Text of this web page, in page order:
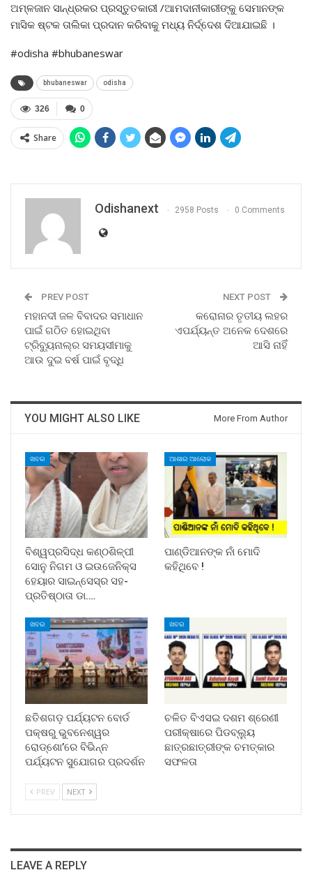
ଅମ୍ଳଜାନ ସାନ୍ଧ୍ରକର ପ୍ରସ୍ତୁତକାରୀ /ଆମଦାନୀକାରୀଙ୍କୁ ସେମାନଙ୍କ
ମାସିକ ଷ୍ଟକ ତାଲିକା ପ୍ରଦାନ କରିବାକୁ ମଧ୍ୟ ନିର୍ଦ୍ଦେଶ ଦିଆଯାଇଛି ।
#odisha #bhubaneswar
bhubaneswar odisha
0
326
Share
Odishanext 2958 Posts 0 Comments
PREV POST
ମହାନଦୀ ଜଳ ବିବାଦର ସମାଧାନ
ପାଇଁ ଗଠିତ ହୋଇଥିବା
ଟ୍ରିବ୍ୟୁନାଲ୍‍ର ସମୟସୀମାକୁ
ଆଉ ଦୁଇ ବର୍ଷ ପାଇଁ ବୃଦ୍ଧି
NEXT POST
କରୋନାର ତୃତୀୟ ଲହର
ଏପର୍ଯ୍ୟନ୍ତ ଅନେକ ଦେଶରେ
ଆସି ନାହିଁ
YOU MIGHT ALSO LIKE More From Author
ଖବର
ବିଶ୍ୱପ୍ରସିଦ୍ଧ କଣ୍ଠଶିଳ୍ପୀ
ସୋନୁ ନିଗମ ଓ ଇଉଜେନିକ୍ସ
ହେୟାର ସାଇନ୍ସେସ୍ର ସହ-
ପ୍ରତିଷ୍ଠାତା ଡା.…
ଆଶାର ଆଲୋକ
ପାଣ୍ଡିଆନଙ୍କ ନାଁ ମୋଦି
କହିଥିବେ !
ଖବର
ଛତିଶଗଡ଼ ପର୍ଯ୍ୟଟନ ବୋର୍ଡ
ପକ୍ଷରୁ ଭୁବନେଶ୍ୱର
ରୋଡ୍‌ଶୋ’ରେ ବିଭିନ୍ନ
ପର୍ଯ୍ୟଟନ ସୁଯୋଗର ପ୍ରଦର୍ଶନ
ଖବର
ଚଳିତ ବିଏସଇ ଦଶମ ଶ୍ରେଣୀ
ପରୀକ୍ଷାରେ ପିଡବ୍ଲ୍ୟୁ
ଛାତ୍ରଛାତ୍ରୀଙ୍କ ଚମତ୍କାର
ସଫଳତା
PREV NEXT
LEAVE A REPLY